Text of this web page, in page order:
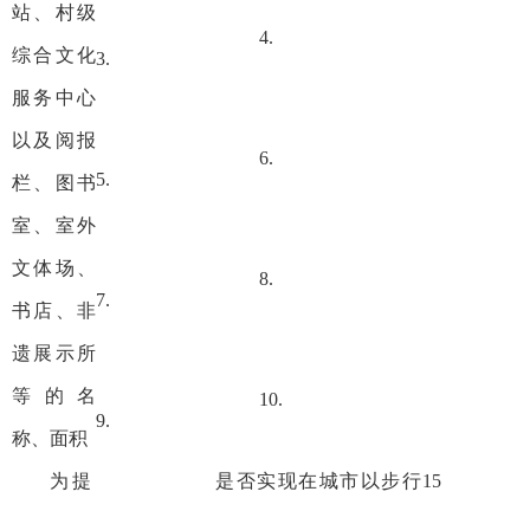
站、村级
综合文化
服务中心
以及阅报
栏、图书
室、室外
文体场、
书店、非
遗展示所
等的名
称、面积
3.
4.
5.
6.
7.
8.
9.
10.
为提 是否实现在城市以步行15